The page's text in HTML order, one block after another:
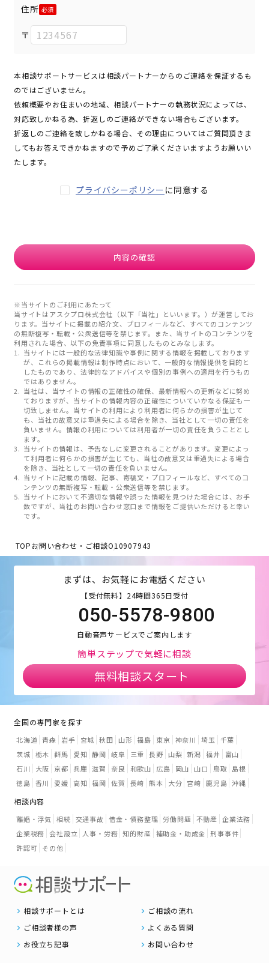
住所
〒
本相談サポートサービスは相談パートナーからのご連絡を保証するも
のではございません。
依頼概要やお住まいの地域、相談パートナーの執務状況によっては、
対応致しかねる為、折返しのご連絡ができない場合もございます。
折返しのご連絡を致しかねる場合、その理由についてはご質問頂きま
してもお答えできかねますので予めご了承くださいますようお願いい
たします。
プライバシーポリシー に同意する
内容の確認
※当サイトのご利用にあたって
当サイトはアスクプロ株式会社（以下「当社」といいます。）が運営してお
ります。当サイトに掲載の紹介文、プロフィールなど、すべてのコンテンツ
の無断複写・転載・公衆送信等を禁じます。また、当サイトのコンテンツを
利用された場合、以下の免責事項に同意したものとみなします。
当サイトには一般的な法律知識や事例に関する情報を掲載しております
が、これらの掲載情報は制作時点において、一般的な情報提供を目的と
したものであり、法律的なアドバイスや個別の事例への適用を行うもの
ではありません。
当社は、当サイトの情報の正確性の確保、最新情報への更新などに努め
ておりますが、当サイトの情報内容の正確性についていかなる保証も一
切致しません。当サイトの利用により利用者に何らかの損害が生じて
も、当社の故意又は重過失による場合を除き、当社として一切の責任を
負いません。情報の利用については利用者が一切の責任を負うこととし
ます。
当サイトの情報は、予告なしに変更されることがあります。変更によっ
て利用者に何らかの損害が生じても、当社の故意又は重過失による場合
を除き、当社として一切の責任を負いません。
当サイトに記載の情報、記事、寄稿文・プロフィールなど、すべてのコ
ンテンツの無断複写・転載・公衆送信等を禁じます。
当サイトにおいて不適切な情報や誤った情報を見つけた場合には、お手
数ですが、当社のお問い合わせ窓口まで情報をご提供いただけると幸い
です。
TOPお問い合わせ・ご相談O10907943
まずは、お気軽にお電話ください
【受付無料】24時間365日受付
050-5578-9800
自動音声サービスでご案内します
簡単ステップで気軽に相談
無料相談スタート
全国の専門家を探す
北海道 青森 岩手 宮城 秋田 山形 福島 東京 神奈川 埼玉
千葉
茨城 栃木 群馬 愛知 静岡 岐阜 三重 長野 山梨 新潟 福井
富山
石川
大阪 京都 兵庫 滋賀 奈良 和歌山 広島 岡山 山口 鳥取
島根
徳島 香川 愛媛 高知 福岡 佐賀 長崎 熊本 大分 宮崎 鹿児島 沖縄
相談内容
離婚・浮気 相続 交通事故 借金・債務整理 労働問題 不動産 企業法務
企業税務 会社設立 人事・労務 知的財産 補助金・助成金 刑事事件
許認可 その他
相談サポートとは
ご相談の流れ
ご相談者様の声
よくある質問
お役立ち記事
お問い合わせ